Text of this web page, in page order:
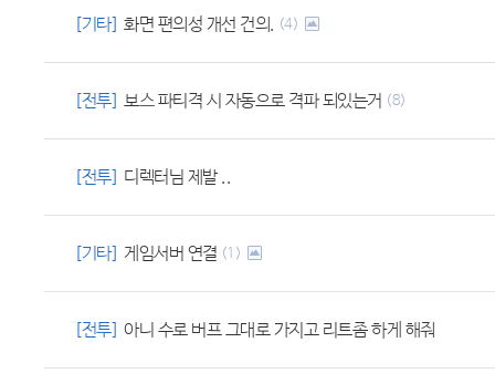
[기타] 화면 편의성 개선 건의. (4)
[전투] 보스 파티격 시 자동으로 격파 되있는거 (8)
[전투] 디렉터님 제발 ..
[기타] 게임서버 연결 (1)
[전투] 아니 수로 버프 그대로 가지고 리트좀 하게 해줘